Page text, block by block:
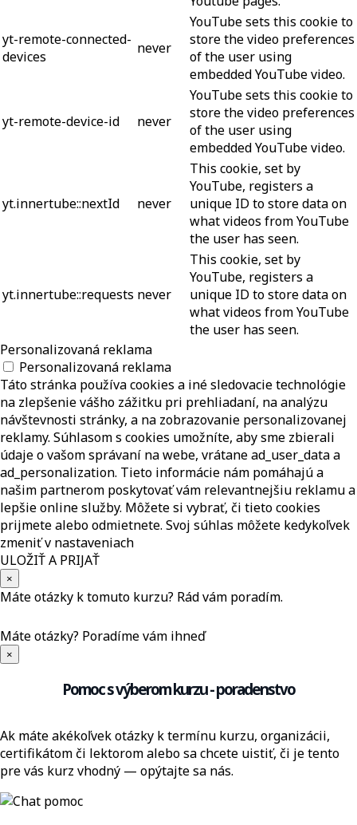
yt-remote-connected-
devices
never
YouTube sets this cookie to
store the video preferences
of the user using
embedded YouTube video.
yt-remote-device-id never
YouTube sets this cookie to
store the video preferences
of the user using
embedded YouTube video.
yt.innertube::nextId never
This cookie, set by
YouTube, registers a
unique ID to store data on
what videos from YouTube
the user has seen.
yt.innertube::requests never
This cookie, set by
YouTube, registers a
unique ID to store data on
what videos from YouTube
the user has seen.
Personalizovaná reklama
Personalizovaná reklama
Táto stránka používa cookies a iné sledovacie technológie
na zlepšenie vášho zážitku pri prehliadaní, na analýzu
návštevnosti stránky, a na zobrazovanie personalizovanej
reklamy. Súhlasom s cookies umožníte, aby sme zbierali
údaje o vašom správaní na webe, vrátane ad_user_data a
ad_personalization. Tieto informácie nám pomáhajú a
našim partnerom poskytovať vám relevantnejšiu reklamu a
lepšie online služby. Môžete si vybrať, či tieto cookies
prijmete alebo odmietnete. Svoj súhlas môžete kedykoľvek
zmeniť v nastaveniach
ULOŽIŤ A PRIJAŤ
×
Máte otázky k tomuto kurzu? Rád vám poradím.
Máte otázky? Poradíme vám ihneď
×
Pomoc s výberom kurzu - poradenstvo
Ak máte akékoľvek otázky k termínu kurzu, organizácii,
certifikátom či lektorom alebo sa chcete uistiť, či je tento
pre vás kurz vhodný — opýtajte sa nás.